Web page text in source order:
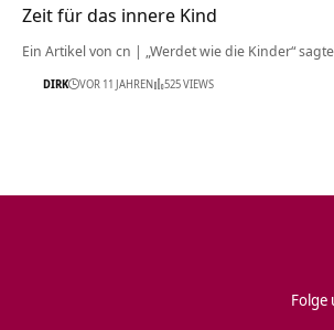
Zeit für das innere Kind
Ein Artikel von cn | „Werdet wie die Kinder“
DIRK VOR 11 JAHREN 525 VIEWS
Folge